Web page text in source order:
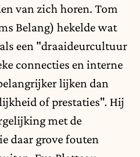
van zich horen. Tom
Belang) hekelde wat
een "draaideurcultuur
connecties en interne
lijken dan
of prestaties". Hij
met de
daar grove fouten